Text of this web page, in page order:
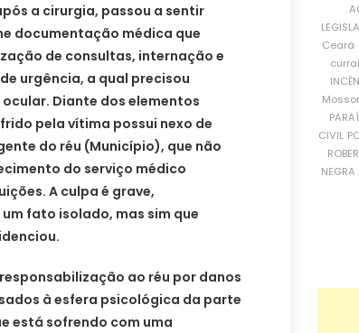
a cirurgia, passou a sentir
documentação médica que
de consultas, internação e
urgência, a qual precisou
Diante dos elementos
pela vítima possui nexo de
do réu (Município), que não
do serviço médico
A culpa é grave,
fato isolado, mas sim que
ao réu por danos
à esfera psicológica da parte
está sofrendo com uma
Ceará
CIVIL
NEGRA